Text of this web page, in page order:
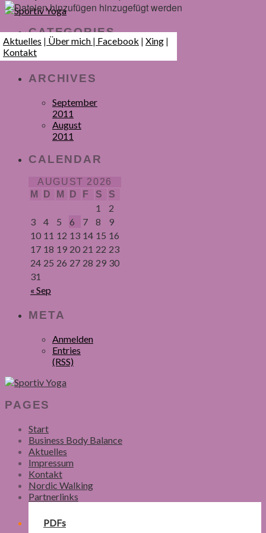
Aktuelles | Über mich | Facebook | Xing |
Kontakt
hinzugefügt werden
CATEGORIES
ARCHIVES
September
2011
August
2011
CALENDAR
AUGUST 2026
M
D M D F S S
« Sep
1
2
3
4 5 6 7 8
9
10 11 12 13 14 15 16
17 18 19 20 21 22 23
24 25 26 27 28 29 30
31
META
Anmelden
Entries
(RSS)
PAGES
Start
Business Body Balance
Aktuelles
Impressum
Kontakt
Nordic Walking
Partnerlinks
PDFs